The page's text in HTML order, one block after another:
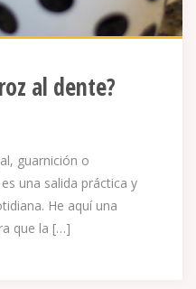
al dente?
guarnición o
una salida práctica y
He aquí una
que la […]